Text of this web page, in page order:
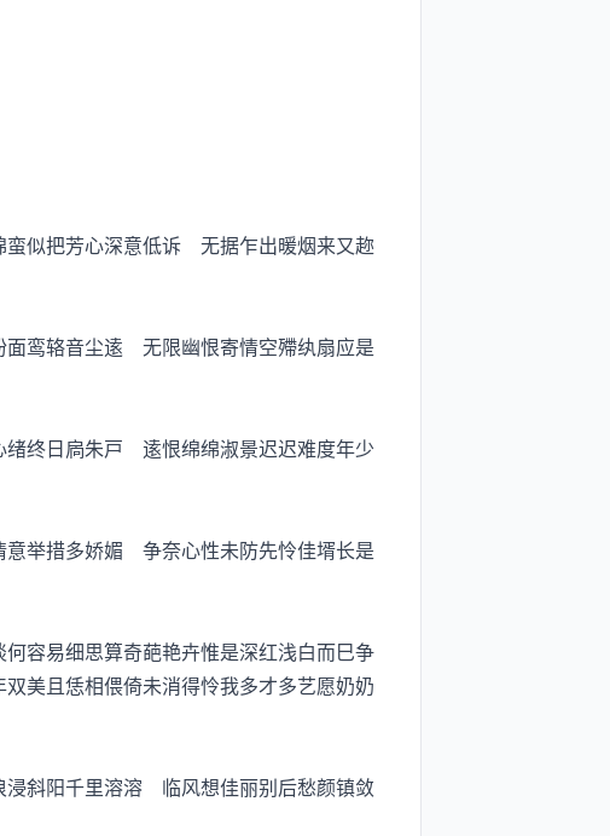
似把芳心深意低诉 无据乍出暖烟来又趂
鸾辂音尘逺 无限幽恨寄情空殢纨扇应是
终日扄朱戸 逺恨绵绵淑景迟迟难度年少
举措多娇媚 争奈心性未防先怜佳壻长是
容易细思算奇葩艳卉惟是深红浅白而巳争
美且恁相偎倚未消得怜我多才多艺愿奶奶
斜阳千里溶溶 临风想佳丽别后愁颜镇敛